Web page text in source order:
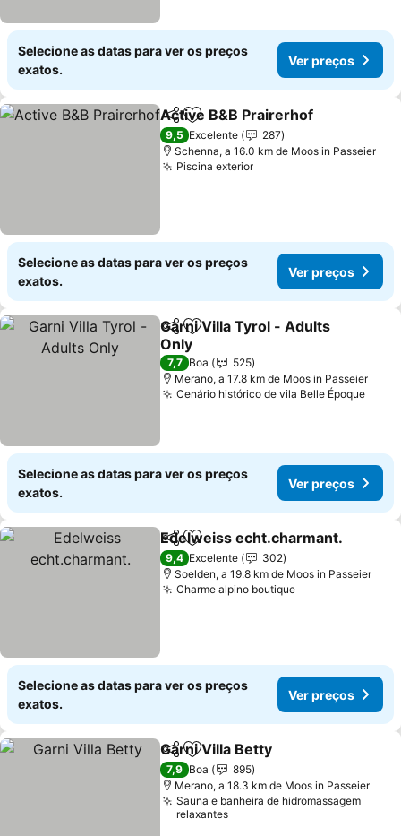
Selecione as datas para ver os preços
exatos.
Ver preços
PartilharAdicionar aos favoritos
Active B&B Prairerhof
9,5 Excelente
287
Schenna, a 16.0 km de Moos in Passeier
Piscina exteriorVer preços
Selecione as datas para ver os preços
exatos.
Ver preços
PartilharAdicionar aos favoritos
Garni Villa Tyrol - Adults
Only
Ver preços
7,7 Boa
525
Merano, a 17.8 km de Moos in Passeier
Cenário histórico de vila Belle ÉpoqueVer
Selecione as datas para ver os preços
exatos.
Ver preços
PartilharAdicionar aos favoritos
Edelweiss echt.charmant.
9,4 Excelente
302
Soelden, a 19.8 km de Moos in Passeier
Charme alpino boutiqueVer preços
Selecione as datas para ver os preços
exatos.
Ver preços
PartilharAdicionar aos favoritos
Garni Villa Betty
7,9 Boa
895
Merano, a 18.3 km de Moos in Passeier
Sauna e banheira de hidromassagem
relaxantes